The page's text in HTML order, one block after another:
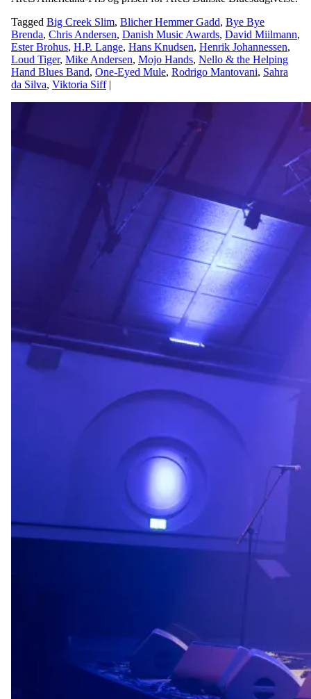
Tagged Big Creek Slim, Blicher Hemmer Gadd, Bye Bye
Brenda, Chris Andersen, Danish Music Awards, David Miilmann,
Ester Brohus, H.P. Lange, Hans Knudsen, Henrik Johannessen,
Loud Tiger, Mike Andersen, Mojo Hands, Nello & the Helping
Hand Blues Band, One-Eyed Mule, Rodrigo Mantovani, Sahra
da Silva, Viktoria Siff |